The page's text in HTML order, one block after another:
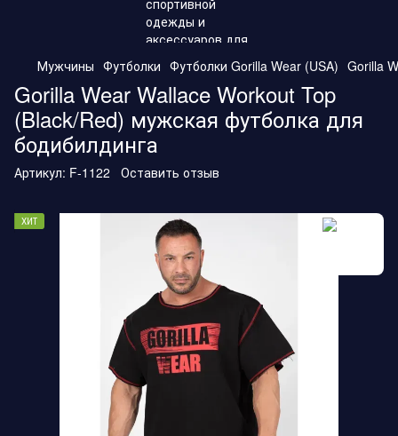
Мужчины Футболки Футболки Gorilla Wear (USA) Gorilla
Gorilla Wear Wallace Workout Top
(Black/Red) мужская футболка для
бодибилдинга
Артикул: F-1122 Оставить отзыв
ХИТ